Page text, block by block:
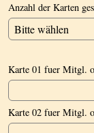
Anzahl der Karten
Karte 01 fuer Mitgl.
Karte 02 fuer Mitgl.